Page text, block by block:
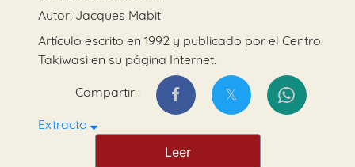
Autor: Jacques Mabit
Artículo escrito en 1992 y publicado por el Centro
Takiwasi en su página Internet.
Compartir :
Extracto
Leer